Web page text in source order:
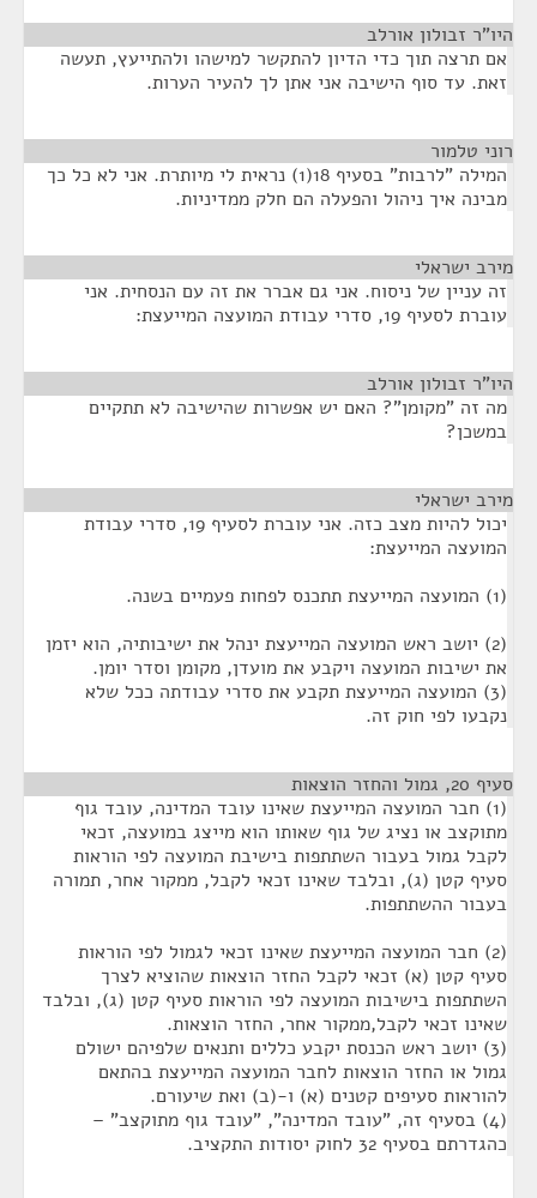
היו"ר זבולון אורלב
אם תרצה תוך כדי הדיון להתקשר למישהו ולהתייעץ, תעשה
זאת. עד סוף הישיבה אני אתן לך להעיר הערות.
רוני טלמור
המילה "לרבות" בסעיף 18(1) נראית לי מיותרת. אני לא כל כך
מבינה איך ניהול והפעלה הם חלק ממדיניות.
מירב ישראלי
זה עניין של ניסוח. אני גם אברר את זה עם הנסחית. אני
עוברת לסעיף 19, סדרי עבודת המועצה המייעצת:
היו"ר זבולון אורלב
מה זה "מקומן"? האם יש אפשרות שהישיבה לא תתקיים
במשכן?
מירב ישראלי
יכול להיות מצב כזה. אני עוברת לסעיף 19, סדרי עבודת
המועצה המייעצת:
(1) המועצה המייעצת תתכנס לפחות פעמיים בשנה.
(2) יושב ראש המועצה המייעצת ינהל את ישיבותיה, הוא יזמן
את ישיבות המועצה ויקבע את מועדן, מקומן וסדר יומן.
(3) המועצה המייעצת תקבע את סדרי עבודתה ככל שלא
נקבעו לפי חוק זה.
סעיף 20, גמול והחזר הוצאות
(1) חבר המועצה המייעצת שאינו עובד המדינה, עובד גוף
מתוקצב או נציג של גוף שאותו הוא מייצג במועצה, זכאי
לקבל גמול בעבור השתתפות בישיבת המועצה לפי הוראות
סעיף קטן (ג), ובלבד שאינו זכאי לקבל, ממקור אחר, תמורה
בעבור ההשתתפות.
(2) חבר המועצה המייעצת שאינו זכאי לגמול לפי הוראות
סעיף קטן (א) זכאי לקבל החזר הוצאות שהוציא לצרך
השתתפות בישיבות המועצה לפי הוראות סעיף קטן (ג), ובלבד
שאינו זכאי לקבל,ממקור אחר, החזר הוצאות.
(3) יושב ראש הכנסת יקבע כללים ותנאים שלפיהם ישולם
גמול או החזר הוצאות לחבר המועצה המייעצת בהתאם
להוראות סעיפים קטנים (א) ו-(ב) ואת שיעורם.
(4) בסעיף זה, "עובד המדינה", "עובד גוף מתוקצב" –
כהגדרתם בסעיף 32 לחוק יסודות התקציב.